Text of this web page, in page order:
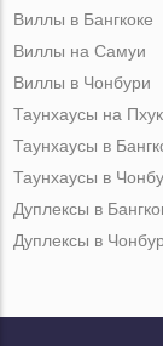
Виллы в Бангкоке
Виллы на Самуи
Виллы в Чонбури
Таунхаусы на
Таунхаусы в
Таунхаусы в
Дуплексы в
Дуплексы в